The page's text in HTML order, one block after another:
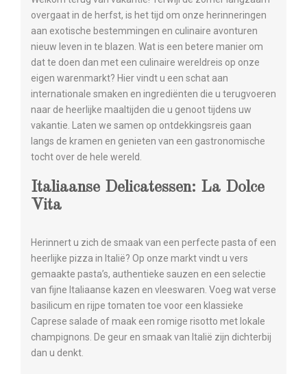
overgaat in de herfst, is het tijd om onze herinneringen
aan exotische bestemmingen en culinaire avonturen
nieuw leven in te blazen. Wat is een betere manier om
dat te doen dan met een culinaire wereldreis op onze
eigen warenmarkt? Hier vindt u een schat aan
internationale smaken en ingrediënten die u terugvoeren
naar de heerlijke maaltijden die u genoot tijdens uw
vakantie. Laten we samen op ontdekkingsreis gaan
langs de kramen en genieten van een gastronomische
tocht over de hele wereld.
Italiaanse Delicatessen: La Dolce
Vita
Herinnert u zich de smaak van een perfecte pasta of een
heerlijke pizza in Italië? Op onze markt vindt u vers
gemaakte pasta’s, authentieke sauzen en een selectie
van fijne Italiaanse kazen en vleeswaren. Voeg wat verse
basilicum en rijpe tomaten toe voor een klassieke
Caprese salade of maak een romige risotto met lokale
champignons. De geur en smaak van Italië zijn dichterbij
dan u denkt.